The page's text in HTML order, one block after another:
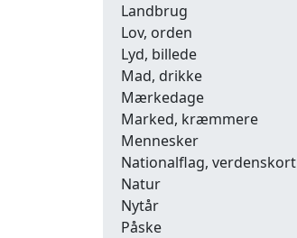
Landbrug
Lov, orden
Lyd, billede
Mad, drikke
Mærkedage
Marked, kræmmere
Mennesker
Nationalflag, verdenskort
Natur
Nytår
Påske